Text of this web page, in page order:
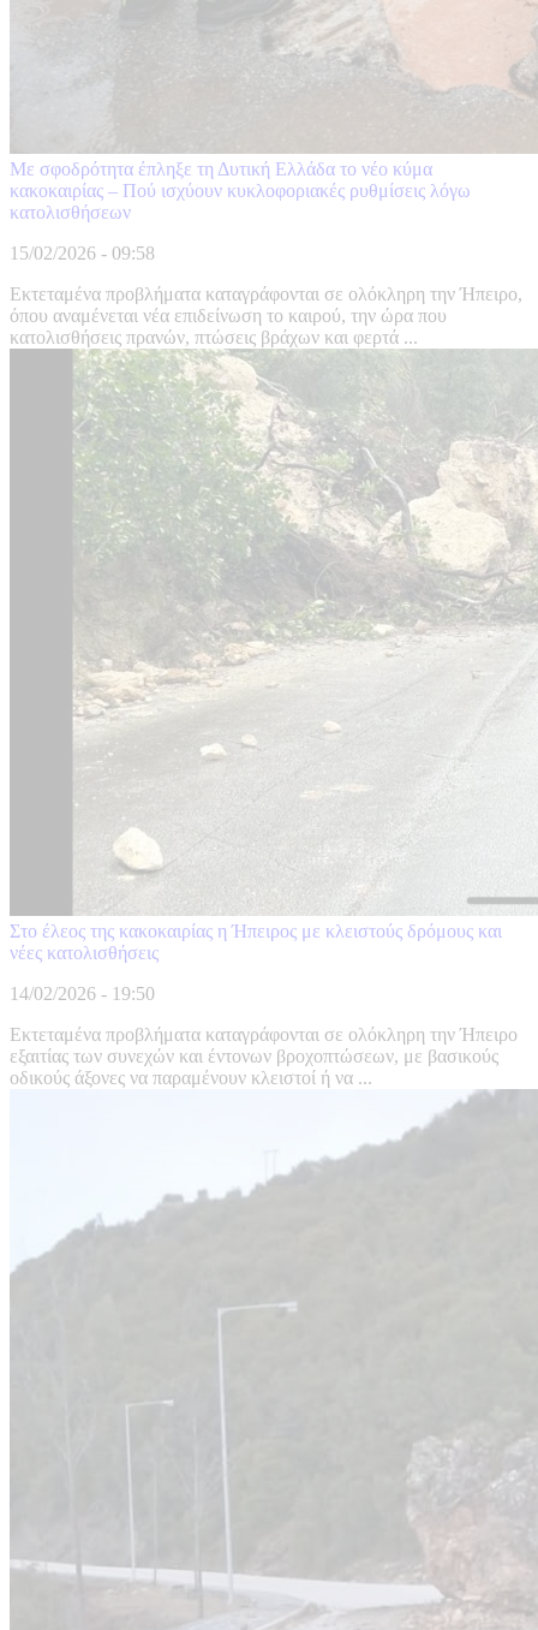
Mε σφοδρότητα έπληξε τη Δυτική Ελλάδα το νέο κύμα
κακοκαιρίας – Πού ισχύουν κυκλοφοριακές ρυθμίσεις λόγω
κατολισθήσεων
15/02/2026 - 09:58
Εκτεταμένα προβλήματα καταγράφονται σε ολόκληρη την Ήπειρο,
όπου αναμένεται νέα επιδείνωση το καιρού, την ώρα που
κατολισθήσεις πρανών, πτώσεις βράχων και φερτά ...
Στο έλεος της κακοκαιρίας η Ήπειρος με κλειστούς δρόμους και
νέες κατολισθήσεις
14/02/2026 - 19:50
Εκτεταμένα προβλήματα καταγράφονται σε ολόκληρη την Ήπειρο
εξαιτίας των συνεχών και έντονων βροχοπτώσεων, με βασικούς
οδικούς άξονες να παραμένουν κλειστοί ή να ...